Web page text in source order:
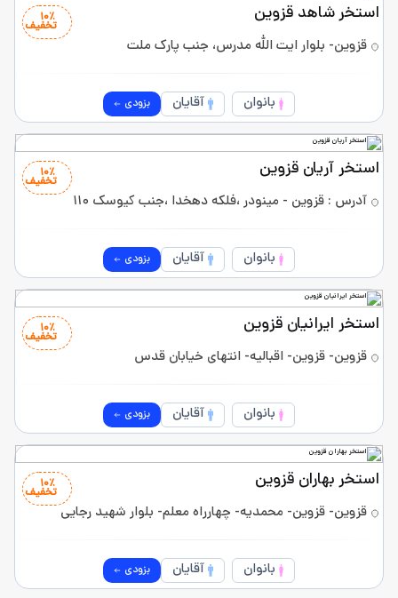
10٪
تخفیف
استخر شاهد قزوین
قزوین- بلوار ایت الله مدرس، جنب پارک ملت
بانوان آقایان بزودی
10٪
تخفیف
استخر آریان قزوین
آدرس : قزوین - مینودر ،فلکه دهخدا ،جنب کیوسک ۱۱۰
بانوان آقایان بزودی
10٪
تخفیف
استخر ایرانیان قزوین
قزوین- قزوین- اقبالیه- انتهای خیابان قدس
بانوان آقایان بزودی
10٪
تخفیف
استخر بهاران قزوین
قزوین- قزوین- محمدیه- چهارراه معلم- بلوار شهید رجایی
بانوان آقایان بزودی